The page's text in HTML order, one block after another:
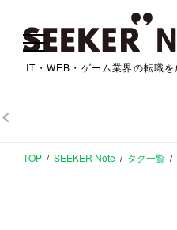
IT・WEB・ゲーム業界の転職を
TOP SEEKER Note タグ一覧